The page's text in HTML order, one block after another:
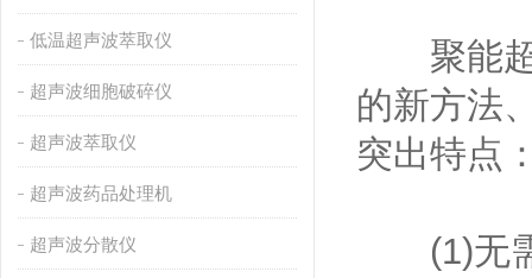
低温超声波萃取仪
超声波细胞破碎仪
超声波萃取仪
超声波药品处理机
超声波分散仪
聚能超
的新方法
突出特点
(1)无需